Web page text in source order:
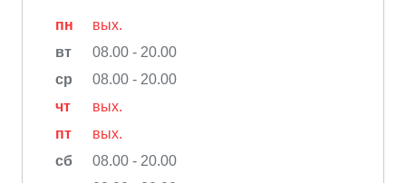
пн
вых.
вт
08.00 - 20.00
ср
08.00 - 20.00
чт
вых.
пт
вых.
сб
08.00 - 20.00